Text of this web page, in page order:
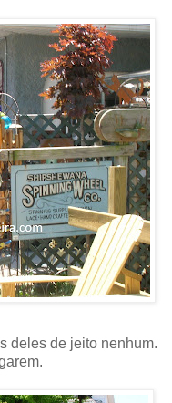
deles de jeito nenhum.